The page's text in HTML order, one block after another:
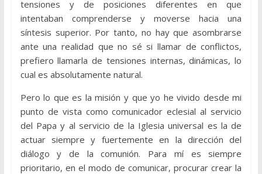
tensiones y de posiciones diferentes en que
intentaban comprenderse y moverse hacia una
síntesis superior. Por tanto, no hay que asombrarse
ante una realidad que no sé si llamar de conflictos,
prefiero llamarla de tensiones internas, dinámicas, lo
cual es absolutamente natural.
Pero lo que es la misión y que yo he vivido desde mi
punto de vista como comunicador eclesial al servicio
del Papa y al servicio de la Iglesia universal es la de
actuar siempre y fuertemente en la dirección del
diálogo y de la comunión. Para mí es siempre
prioritario, en el modo de comunicar, procurar crear la